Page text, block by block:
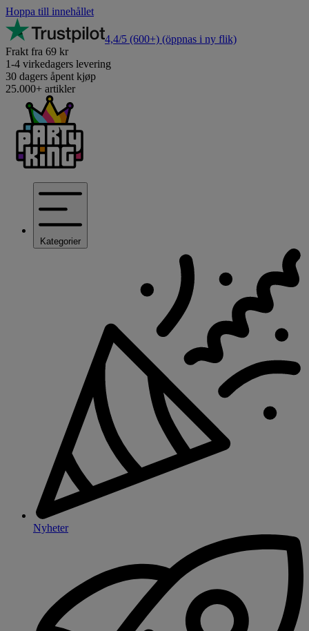
Hoppa till innehållet
4,4/5 (600+) (öppnas i ny flik)
Frakt fra 69 kr
1-4 virkedagers levering
30 dagers åpent kjøp
25.000+ artikler
Kategorier
Nyheter